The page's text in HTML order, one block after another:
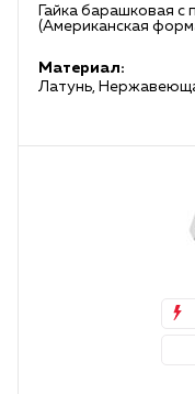
Гайка барашковая
(Американская
Материал:
Латунь,